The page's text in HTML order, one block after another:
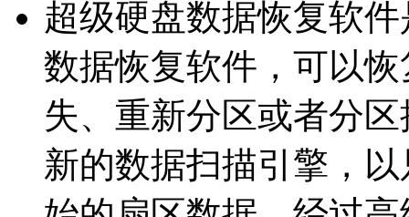
超级硬盘数据恢复软
数据恢复软件，可以
失、重新分区或者分
新的数据扫描引擎，